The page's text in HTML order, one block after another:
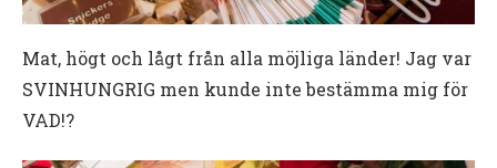
Mat, högt och lågt från alla möjliga länder! Jag var
SVINHUNGRIG men kunde inte bestämma mig för
VAD!?